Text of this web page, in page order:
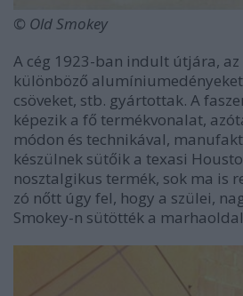
© Old Smokey
A cég 1923-ban indult útjára, az
különböző
csöveket, stb. gyártottak. A
képezik a fő termékvonalat,
módon és technikával,
készülnek sütőik a texasi
nosztalgikus termék, sok ma is
zó nőtt úgy fel, hogy a szülei,
Smokey-n sütötték a